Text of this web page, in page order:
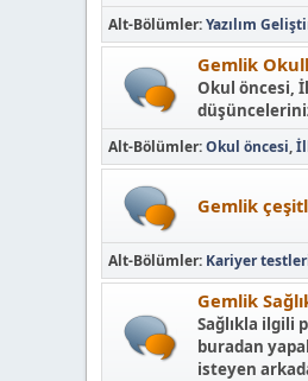
Alt-Bölümler Yazılım
Gemlik
Okul öncesi,
Alt-Bölümler Okul öncesi
Gemlik
Alt-Bölümler Kariyer
Gemlik
Sağlıkla ilgili
buradan
isteyen